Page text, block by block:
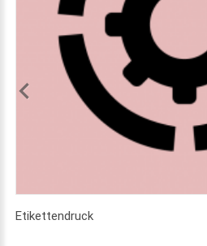
Etikettendruck